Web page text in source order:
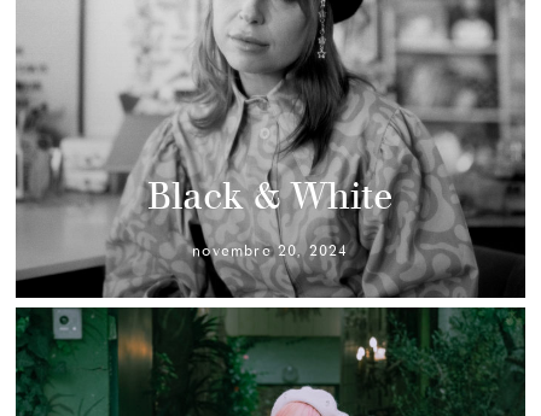
Black & White
novembre 20, 2024